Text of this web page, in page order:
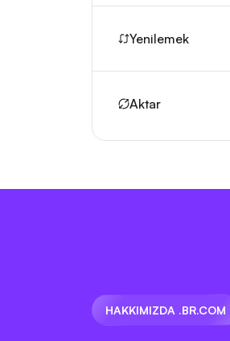
Yenilemek
Aktar
HAKKIMIZDA .BR.COM